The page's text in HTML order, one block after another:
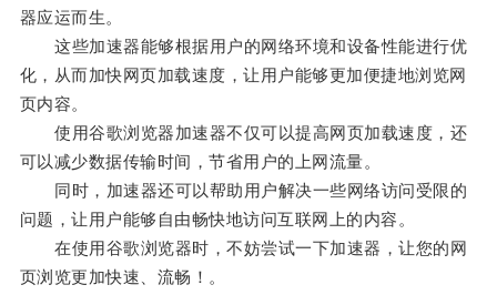
器应运而生。
这些加速器能够根据用户的网络环境和设备性能进行优
化，从而加快网页加载速度，让用户能够更加便捷地浏览网
页内容。
使用谷歌浏览器加速器不仅可以提高网页加载速度，还
可以减少数据传输时间，节省用户的上网流量。
同时，加速器还可以帮助用户解决一些网络访问受限的
问题，让用户能够自由畅快地访问互联网上的内容。
在使用谷歌浏览器时，不妨尝试一下加速器，让您的网
页浏览更加快速、流畅！。